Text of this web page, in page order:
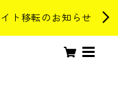
ト移転のお知らせ